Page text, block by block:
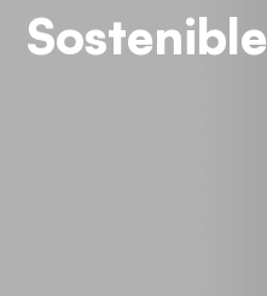
Sostenible